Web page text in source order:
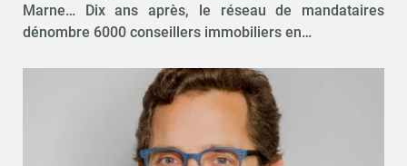
Marne… Dix ans après, le réseau de mandataires
dénombre 6000 conseillers immobiliers en…